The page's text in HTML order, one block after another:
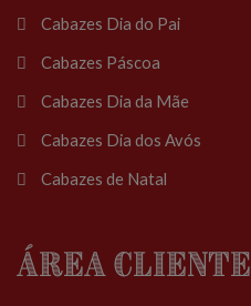
Cabazes Dia do Pai
Cabazes Páscoa
Cabazes Dia da Mãe
Cabazes Dia dos Avós
Cabazes de Natal
Área Cliente